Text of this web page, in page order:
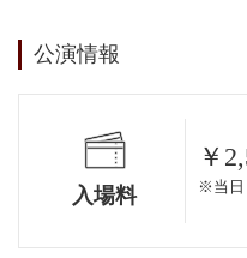
公演情報
入場料
￥
※当日